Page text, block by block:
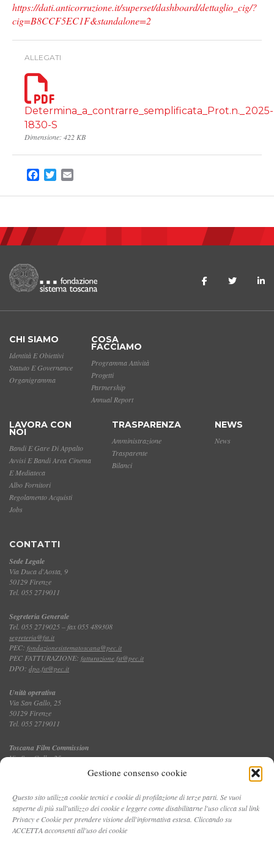
Gestione consenso cookie
Questo sito utilizza cookie tecnici e cookie di profilazione di terze parti. Se vuoi
saperne di più sull'utilizzo dei cookie e leggere come disabilitarne l'uso clicca sul link
Privacy e Cookie per prendere visione dell'informativa estesa. Cliccando su
ACCETTA acconsenti all'uso dei cookie
https://dati.anticorruzione.it/superset/dashboard/dettaglio_cig/?
cig=B8CCF5EC1F&standalone=2
ALLEGATI
Determina_a_contrarre_semplificata_Prot.n._2025-
1830-S
Dimensione: 422 KB
Facebook
Twitter
CHI SIAMO
Identità E Obiettivi
Statuto E Governance
Organigramma
COSA
FACCIAMO
Programma Attività
Progetti
Partnership
Annual Report
LAVORA CON
NOI
Bandi E Gare Di Appalto
Avvisi E Bandi Area Cinema
E Mediateca
Albo Fornitori
Regolamento Acquisti
Jobs
TRASPARENZA
Amministrazione
Trasparente
Bilanci
NEWS
News
CONTATTI
Sede Legale
Via Duca d'Aosta, 9
50129 Firenze
Tel. 055 2719011
Segreteria Generale
Tel. 055 2719025 – fax 055 489308
segreteria@fst.it
PEC: fondazionesistematoscana@pec.it
PEC FATTURAZIONE: fatturazione.fst@pec.it
DPO: dpo.fst@pec.it
Unità operativa
Via San Gallo, 25
50129 Firenze
Tel. 055 2719011
Toscana Film Commission
Via San Gallo, 25
Tel. 055 2719035 – fax 055 2719027
CONTATTI